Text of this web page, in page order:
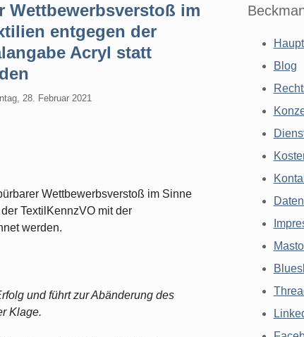
Wettbewerbsverstoß im
entgegen der
Acryl statt
28. Februar 2021
Wettbewerbsverstoß im Sinne
TextilKennzVO mit der
werden.
und führt zur Abänderung des
Klage.
Blog